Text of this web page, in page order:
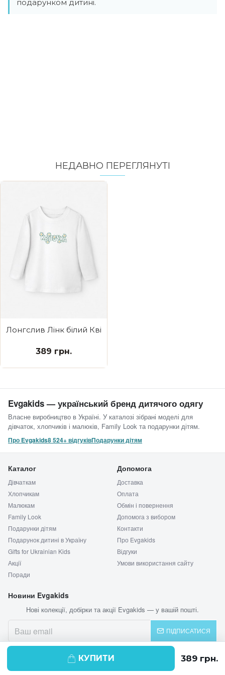
КУПИТИ
подарунком дитині.
НЕДАВНО ПЕРЕГЛЯНУТI
Лонгслив Лінк білий Квіточка
389 грн.
Evgakids — український бренд дитячого одягу
Власне виробництво в Україні. У каталозі зібрані моделі для
дівчаток, хлопчиків і малюків, Family Look та подарунки дітям.
Про Evgakids8 524+ відгуківПодарунки дітям
Каталог
Дівчаткам
Хлопчикам
Малюкам
Family Look
Подарунки дітям
Подарунок дитині в Україну
Gifts for Ukrainian Kids
Акції
Поради
Допомога
Доставка
Оплата
Обмін і повернення
Допомога з вибором
Контакти
Про Evgakids
Відгуки
Умови використання сайту
Новини Evgakids
Нові колекції, добірки та акції Evgakids — у вашій пошті.
ПІДПИСАТИСЯ